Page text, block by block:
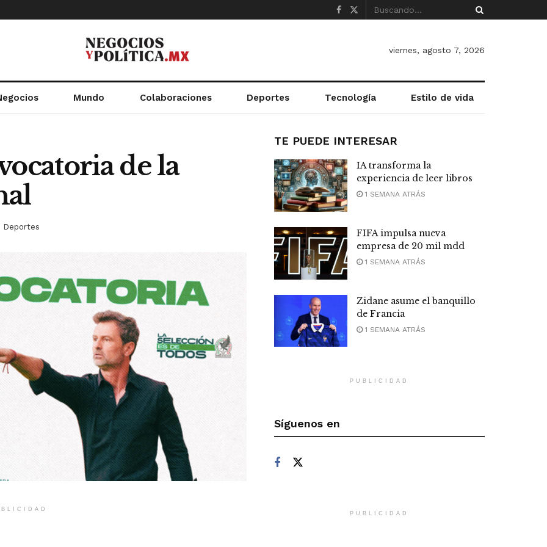
viernes, agosto 7, 2026
Mundo Colaboraciones Deportes Tecnología Estilo de vida
de la
Deportes
TE PUEDE INTERESAR
IA transforma la
experiencia de leer libros
1 SEMANA ATRÁS
FIFA impulsa nueva
empresa de 20 mil mdd
1 SEMANA ATRÁS
Zidane asume el banquillo
de Francia
1 SEMANA ATRÁS
PUBLICIDAD
Síguenos en
PUBLICIDAD